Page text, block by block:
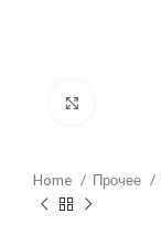
Home Прочее